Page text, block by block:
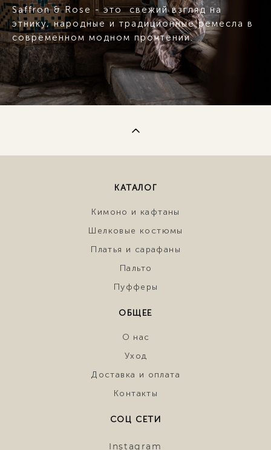
Saffron & Rose - это свежий взгляд на
этнику, народные и традиционные ремесла в
современном модном прочтении.
КАТАЛОГ
Кимоно и кафтаны
Шелковые костюмы
Платья и сарафаны
Пальто
Пуфферы
ОБЩЕЕ
О нас
Уход
Доставка и оплата
Контакты
СОЦ СЕТИ
Instagram